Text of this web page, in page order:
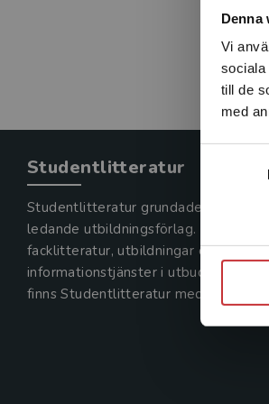
Denna
Vi
sociala
till de
med
Studentlitteratur
Studentlitteratur grundades 1963
ledande utbildningsförlag. Med
facklitteratur, utbildningar och
informationstjänster i utbudet,
finns Studentlitteratur med längs hela